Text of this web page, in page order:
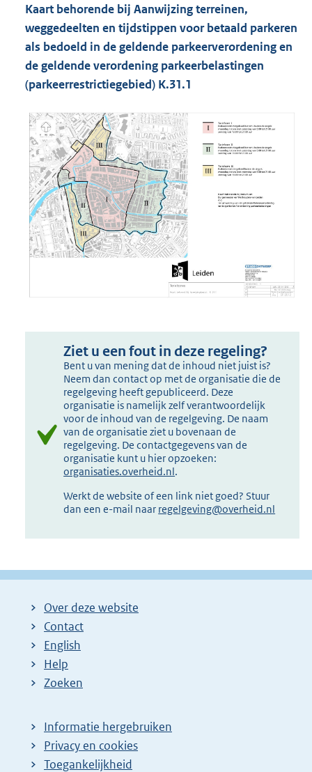
Kaart behorende bij Aanwijzing terreinen,
weggedeelten en tijdstippen voor betaald parkeren
als bedoeld in de geldende parkeerverordening en
de geldende verordening parkeerbelastingen
(parkeerrestrictiegebied) K.31.1
Ziet u een fout in deze regeling?
Bent u van mening dat de inhoud niet juist is?
Neem dan contact op met de organisatie die de
regelgeving heeft gepubliceerd. Deze
organisatie is namelijk zelf verantwoordelijk
voor de inhoud van de regelgeving. De naam
van de organisatie ziet u bovenaan de
regelgeving. De contactgegevens van de
organisatie kunt u hier opzoeken:
organisaties.overheid.nl.
Werkt de website of een link niet goed? Stuur
dan een e-mail naar regelgeving@overheid.nl
Over deze website
Contact
English
Help
Zoeken
Informatie hergebruiken
Privacy en cookies
Toegankelijkheid